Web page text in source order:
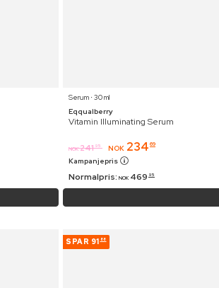
Serum ⋅ 30 ml
Eqqualberry
Vitamin Illuminating Serum
NOK 241 95 NOK 234 69
Kampanjepris
Normalpris: NOK 469 95
SPAR 91 88